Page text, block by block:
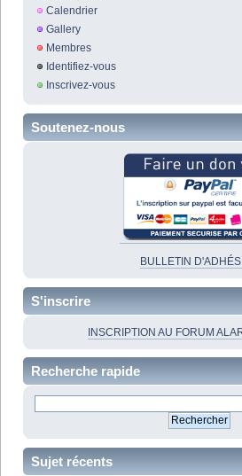
Calendrier
Gallery
Membres
Identifiez-vous
Inscrivez-vous
Soutenez-nous
BULLETIN
S'inscrire
INSCRIPTION AU FORUM
Recherche rapide
Sujet récents